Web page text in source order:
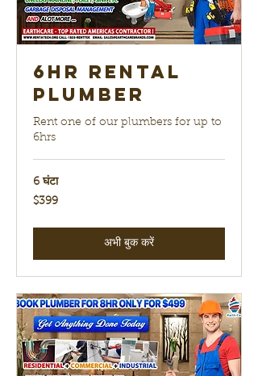
6hr Rental
Plumber
Rent one of our plumbers for up to
6hrs
6 घंटा
399
यूएस
$399
अभी बुक करें